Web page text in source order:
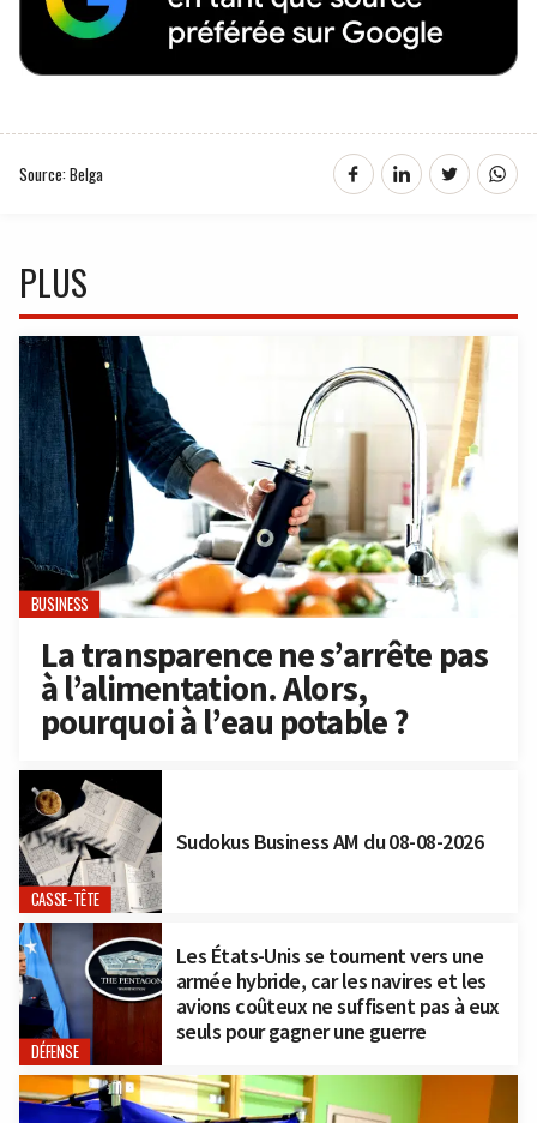
Source: Belga
PLUS
BUSINESS
La transparence ne s’arrête pas
à l’alimentation. Alors,
pourquoi à l’eau potable ?
CASSE-TÊTE
Sudokus Business AM du 08-08-2026
DÉFENSE
Les États-Unis se tournent vers une
armée hybride, car les navires et les
avions coûteux ne suffisent pas à eux
seuls pour gagner une guerre